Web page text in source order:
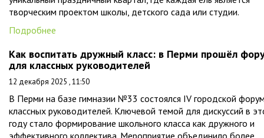
творческим проектом школы, детского сада или студии.
Подробнее
Как воспитать дружный класс: в Перми прошёл
для классных руководителей
12 декабря 2025 , 11:50
В Перми на базе гимназии №33 состоялся IV городской
классных руководителей. Ключевой темой для дискуссий в
году стало формирование школьного класса как дружного и